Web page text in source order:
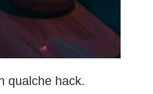
qualche hack.